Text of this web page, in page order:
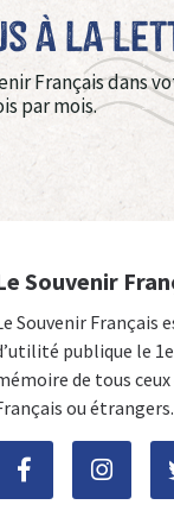
à La
Français dans
par mois.
Souvenir
Souvenir Français
publique le
de tous
ou étrangers.